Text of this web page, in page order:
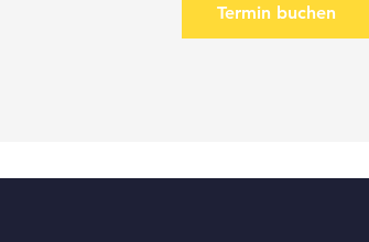
Termin buchen